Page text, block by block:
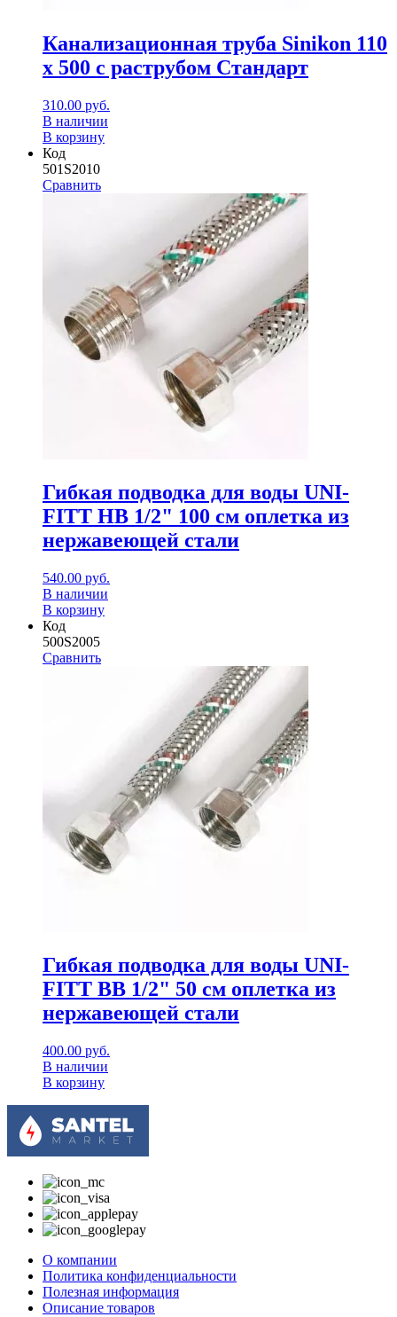
Канализационная труба Sinikon 110
х 500 с раструбом Стандарт
310.00 руб.
В наличии
В корзину
Код
501S2010
Сравнить
Гибкая подводка для воды UNI-
FITT НВ 1/2" 100 см оплетка из
нержавеющей стали
540.00 руб.
В наличии
В корзину
Код
500S2005
Сравнить
Гибкая подводка для воды UNI-
FITT ВВ 1/2" 50 см оплетка из
нержавеющей стали
400.00 руб.
В наличии
В корзину
О компании
Политика конфиденциальности
Полезная информация
Описание товаров